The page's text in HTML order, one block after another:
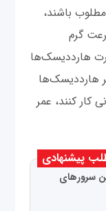
باشند،
گرم
هارددیسک‌ها
هارددیسک‌ها
کار کنند، عمر
پیشنهادی
سرورهای